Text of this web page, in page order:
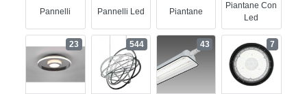
Pannelli Pannelli Led Piantane
Piantane Con
Led
23 544 43 7